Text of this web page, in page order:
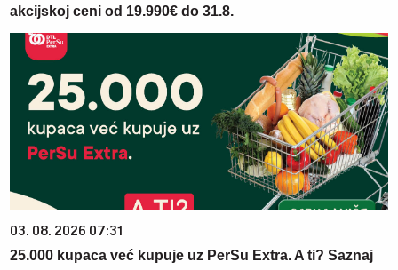
akcijskoj ceni od 19.990€ do 31.8.
03. 08. 2026 07:31
25.000 kupaca već kupuje uz PerSu Extra. A ti? Saznaj